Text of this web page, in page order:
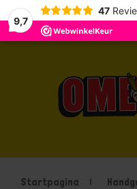
9,7
47
Startpagina